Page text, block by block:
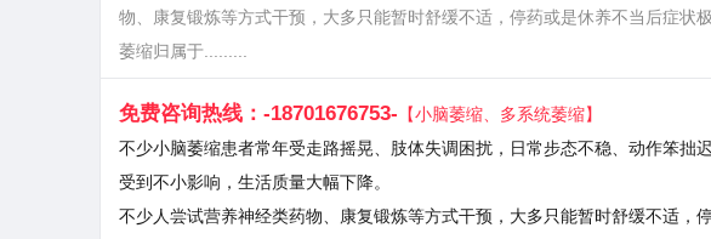
物、康复锻炼等方式干预，大多只能暂时舒缓不适，停药或是休养不当后症状
萎缩归属于.........
免费咨询热线： -18701676753- 【小脑萎缩、多系统萎缩】
不少小脑萎缩患者常年受走路摇晃、肢体失调困扰，日常步态不稳、动作笨拙
受到不小影响，生活质量大幅下降。
不少人尝试营养神经类药物、康复锻炼等方式干预，大多只能暂时舒缓不适，